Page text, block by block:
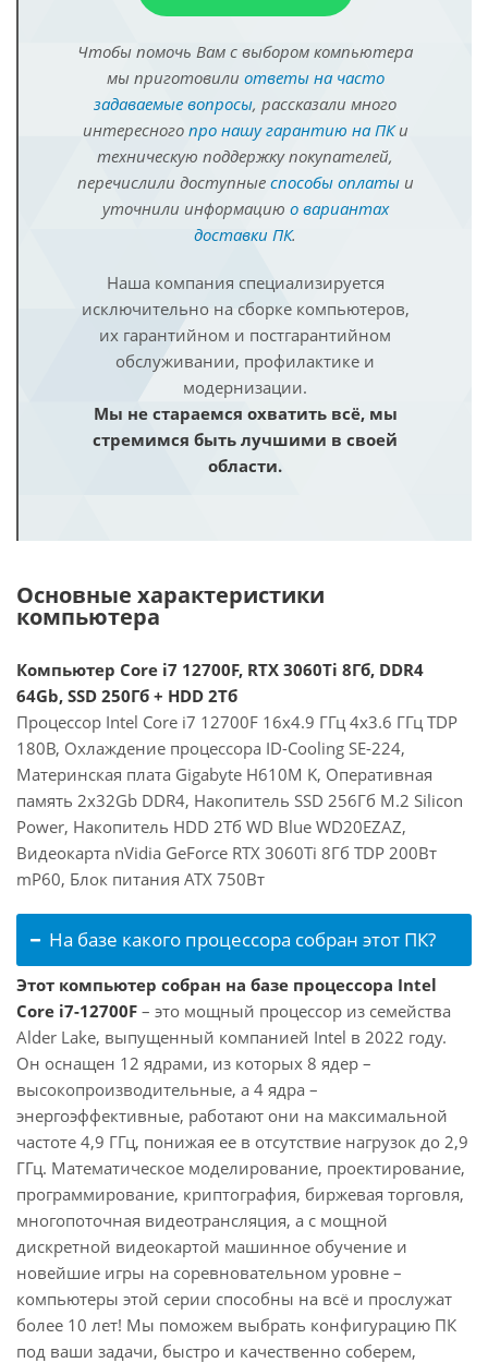
Чтобы помочь Вам с выбором компьютера
мы приготовили ответы на часто
задаваемые вопросы, рассказали много
интересного про нашу гарантию на ПКи
техническую поддержку покупателей,
перечислили доступные способы оплатыи
уточнили информацию о вариантах
доставки ПК.
Наша компания специализируется
исключительно на сборке компьютеров,
их гарантийном и постгарантийном
обслуживании, профилактике и
модернизации.
Мы не стараемся охватить всё, мы
стремимся быть лучшими в своей
области.
Основные характеристики
компьютера
Компьютер Core i7 12700F, RTX 3060Ti 8Гб, DDR4
64Gb, SSD 250Гб + HDD 2Тб
Процессор Intel Core i7 12700F 16x4.9 ГГц 4x3.6 ГГц TDP
180В, Охлаждение процессора ID-Cooling SE-224,
Материнская плата Gigabyte H610M K, Оперативная
память 2x32Gb DDR4, Накопитель SSD 256Гб M.2 Silicon
Power, Накопитель HDD 2Тб WD Blue WD20EZAZ,
Видеокарта nVidia GeForce RTX 3060Ti 8Гб TDP 200Вт
mP60, Блок питания ATX 750Вт
На базе какого процессора собран этот ПК?
Этот компьютер собран на базе процессора Intel
Core i7-12700F – это мощный процессор из семейства
Alder Lake, выпущенный компанией Intel в 2022 году.
Он оснащен 12 ядрами, из которых 8 ядер –
высокопроизводительные, а 4 ядра –
энергоэффективные, работают они на максимальной
частоте 4,9 ГГц, понижая ее в отсутствие нагрузок до 2,9
ГГц. Математическое моделирование, проектирование,
программирование, криптография, биржевая торговля,
многопоточная видеотрансляция, а с мощной
дискретной видеокартой машинное обучение и
новейшие игры на соревновательном уровне –
компьютеры этой серии способны на всё и прослужат
более 10 лет! Мы поможем выбрать конфигурацию ПК
под ваши задачи, быстро и качественно соберем,